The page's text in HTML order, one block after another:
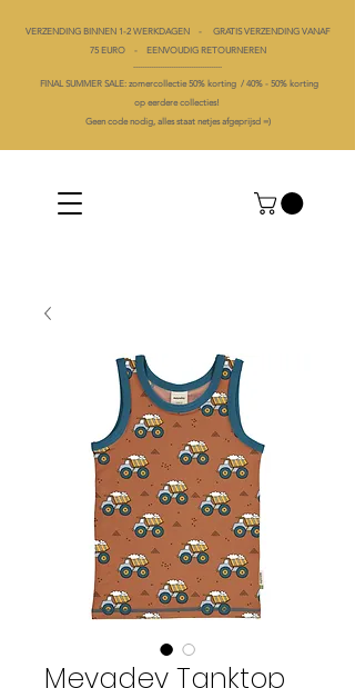
VERZENDING BINNEN 1-2 WERKDAGEN - GRATIS VERZENDING VANAF
75 EURO - EENVOUDIG RETOURNEREN
----------------------------------------
FINAL SUMMER SALE: zomercollectie 50% korting / 40% - 50% korting
op eerdere collecties!
Geen code nodig, alles staat netjes afgeprijsd =)
Meyadey Tanktop